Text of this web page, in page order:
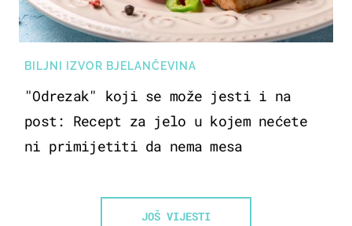
BILJNI IZVOR BJELANČEVINA
"Odrezak" koji se može jesti i na
post: Recept za jelo u kojem nećete
ni primijetiti da nema mesa
JOŠ VIJESTI